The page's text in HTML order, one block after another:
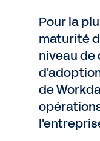
Pour la
maturité
niveau
de